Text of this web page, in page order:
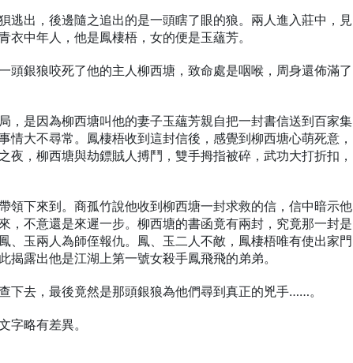
逃出，後邊隨之追出的是一頭瞎了眼的狼。兩人進入莊中，見
中年人，他是鳳棲梧，女的便是玉蘊芳。
頭銀狼咬死了他的主人柳西塘，致命處是咽喉，周身還佈滿了
，是因為柳西塘叫他的妻子玉蘊芳親自把一封書信送到百家集
大不尋常。鳳棲梧收到這封信後，感覺到柳西塘心萌死意，
，柳西塘與劫鏢賊人搏鬥，雙手拇指被碎，武功大打折扣，
領下來到。商孤竹說他收到柳西塘一封求救的信，信中暗示他
，不意還是來遲一步。柳西塘的書函竟有兩封，究竟那一封是
、玉兩人為師侄報仇。鳳、玉二人不敵，鳳棲梧唯有使出家門
露出他是江湖上第一號女殺手鳳飛飛的弟弟。
下去，最後竟然是那頭銀狼為他們尋到真正的兇手……。
字略有差異。